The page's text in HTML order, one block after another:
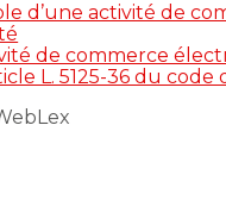
d’une activité de
de commerce
L. 5125-36 du